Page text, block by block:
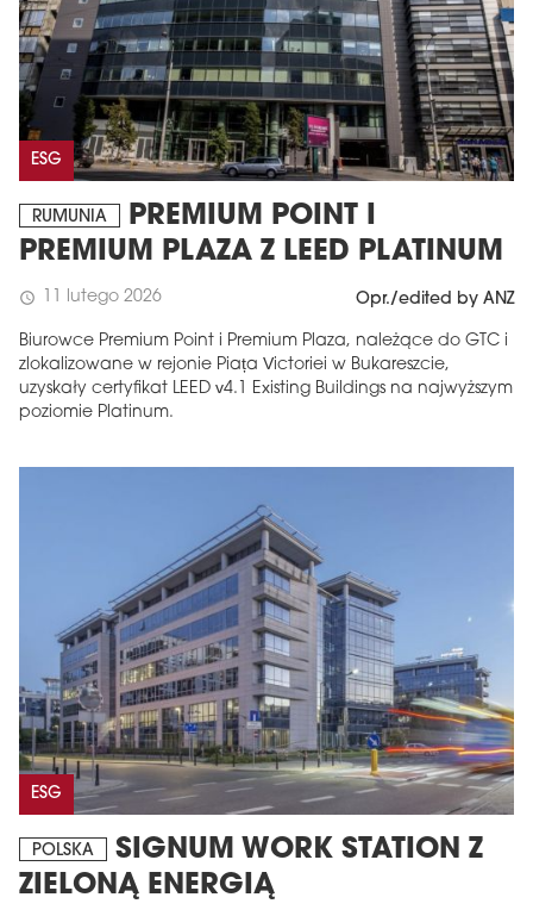
ESG
RUMUNIA
PREMIUM POINT I
PREMIUM PLAZA Z LEED PLATINUM
schedule 11 lutego 2026 Opr./edited by ANZ
Biurowce Premium Point i Premium Plaza, należące do GTC i
zlokalizowane w rejonie Piața Victoriei w Bukareszcie,
uzyskały certyfikat LEED v4.1 Existing Buildings na najwyższym
poziomie Platinum.
ESG
POLSKA
SIGNUM WORK STATION Z
ZIELONĄ ENERGIĄ